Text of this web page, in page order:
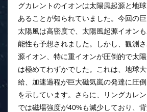
グカレントのイオンは太陽風起源と地
あることが知られていました。今回の
太陽風は高密度で、太陽風起源イオン
能性も予想されました。しかし、観測
源イオン、特に重イオンが圧倒的で太
は極めてわずかでした。これは、地球
給、加速過程が巨大磁気嵐の発達に圧
を示しています。さらに、リングカレ
では磁場強度が40%も減少しており、